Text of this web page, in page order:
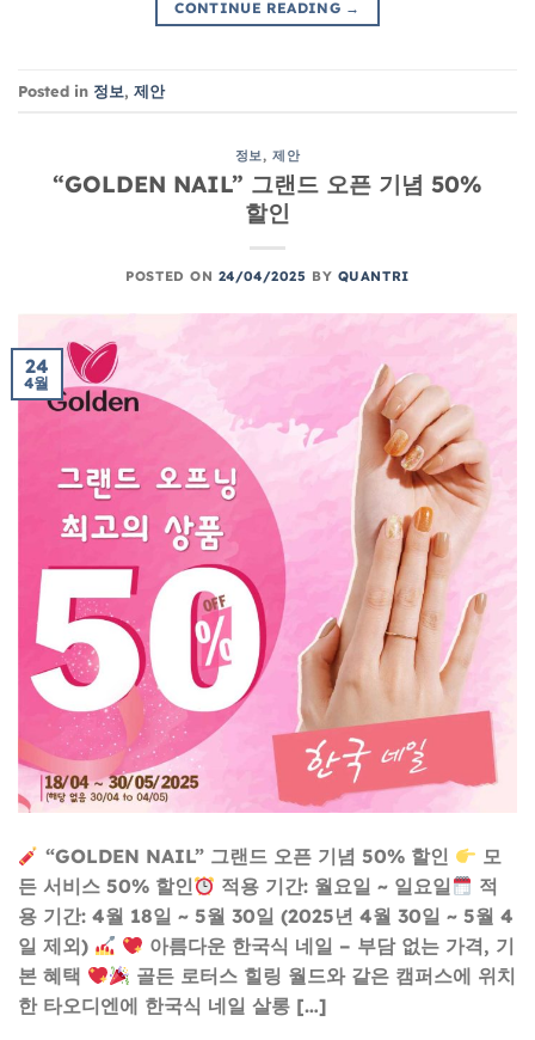
CONTINUE READING →
Posted in 정보, 제안
정보,제안
“GOLDEN NAIL” 그랜드 오픈 기념 50%
할인
POSTED ON 24/04/2025 BY QUANTRI
24
4월
“GOLDEN NAIL” 그랜드 오픈 기념 50% 할인
모
든 서비스 50% 할인
적용 기간: 월요일 ~ 일요일
적
용 기간: 4월 18일 ~ 5월 30일 (2025년 4월 30일 ~ 5월 4
일 제외)
아름다운 한국식 네일 – 부담 없는 가격, 기
본 혜택
골든 로터스 힐링 월드와 같은 캠퍼스에 위치
한 타오디엔에 한국식 네일 살롱 […]